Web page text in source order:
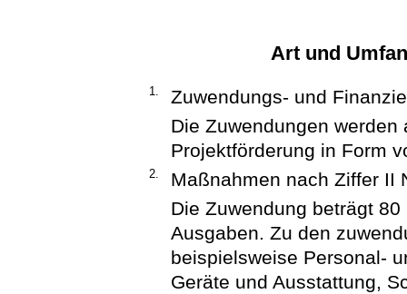
Art und
1.
Zuwendungs- und
Die Zuwendungen
Projektförderung in Form
2.
Maßnahmen nach Ziffer II
Die Zuwendung beträgt
Ausgaben. Zu den
beispielsweise Personal-
Geräte und Ausstattung,